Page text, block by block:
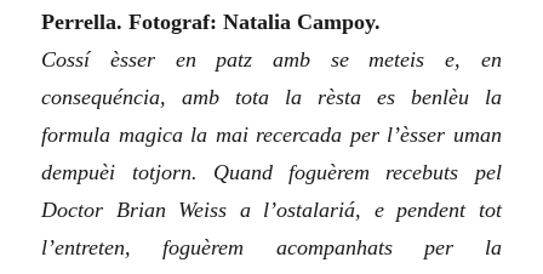
Perrella. Fotograf: Natalia Campoy.
Cossí èsser en patz amb se meteis e, en
consequéncia, amb tota la rèsta es benlèu la
formula magica la mai recercada per l’èsser uman
dempuèi totjorn. Quand foguèrem recebuts pel
Doctor Brian Weiss a l’ostalariá, e pendent tot
l’entreten, foguèrem acompanhats per la